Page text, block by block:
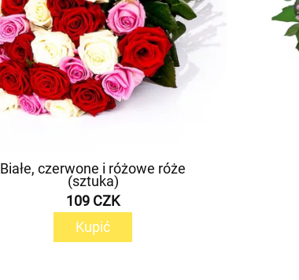
Białe, czerwone i różowe róże
(sztuka)
109 CZK
Kupić